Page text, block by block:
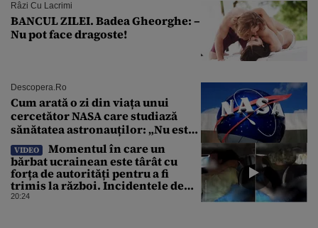
Râzi Cu Lacrimi
BANCUL ZILEI. Badea Gheorghe: –
Nu pot face dragoste!
Descopera.ro
Cum arată o zi din viața unui
cercetător NASA care studiază
sănătatea astronauților: „Nu este
o știință complicată”
VIDEO
Momentul în care un
bărbat ucrainean este târât cu
forța de autorități pentru a fi
trimis la război. Incidentele de
acest fel sunt tot mai dese
20:24